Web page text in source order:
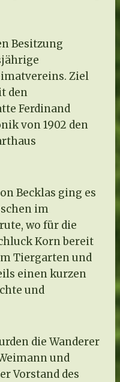
Besitzung
Ziel
den
Ferdinand
von 1902 den
Becklas ging es
im
wo für die
Korn bereit
Tiergarten und
einen kurzen
und
die Wanderer
und
Vorstand des